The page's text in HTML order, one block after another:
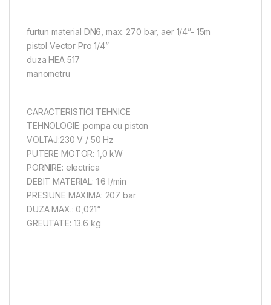
furtun material DN6, max. 270 bar, aer 1/4”- 15m
pistol Vector Pro 1/4”
duza HEA 517
manometru
CARACTERISTICI TEHNICE
TEHNOLOGIE: pompa cu piston
VOLTAJ:230 V / 50 Hz
PUTERE MOTOR: 1,0 kW
PORNIRE: electrica
DEBIT MATERIAL: 1.6 l/min
PRESIUNE MAXIMA: 207 bar
DUZA MAX.: 0,021“
GREUTATE: 13.6 kg